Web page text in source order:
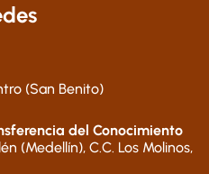
(San Benito)
del Conocimiento
(Medellín), C.C. Los Molinos,